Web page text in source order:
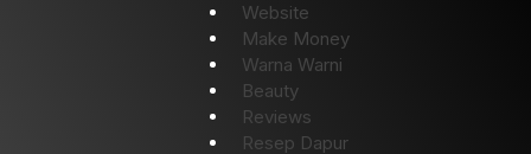
Website
Make Money
Warna Warni
Beauty
Reviews
Resep Dapur